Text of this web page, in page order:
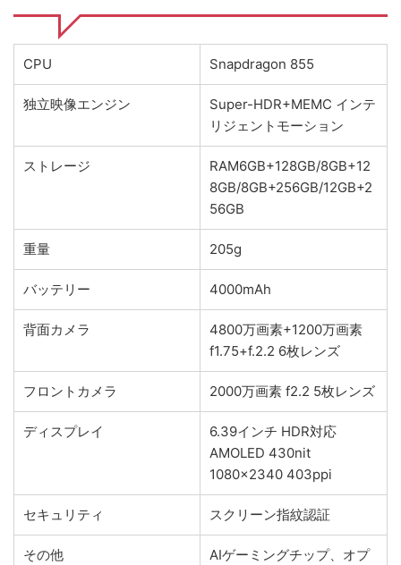
CPU Snapdragon 855
独立映像エンジン
Super-HDR+MEMC インテ
リジェントモーション
ストレージ
RAM6GB+128GB/8GB+12
8GB/8GB+256GB/12GB+2
56GB
重量 205g
バッテリー 4000mAh
背面カメラ
4800万画素+1200万画素
f1.75+f.2.2 6枚レンズ
フロントカメラ 2000万画素 f2.2 5枚レンズ
ディスプレイ
6.39インチ HDR対応
AMOLED 430nit
1080x2340 403ppi
セキュリティ スクリーン指紋認証
その他
AIゲーミングチップ、オプ